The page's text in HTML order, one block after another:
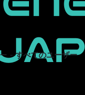
ー -すべてのユーザー